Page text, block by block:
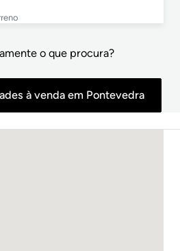
o que procura?
à venda em Pontevedra